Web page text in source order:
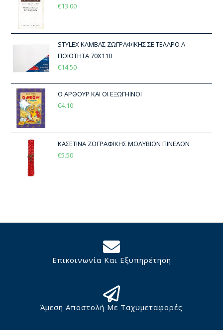
€13.00
STYLEX ΚΑΜΒΑΣ ΖΩΓΡΑΦΙΚΗΣ ΣΕ ΤΕΛΑΡΟ Α
ΠΟΙΟΤΗΤΑ 70Χ110
€14.50
Ο ΑΡΘΟΥΡ ΚΑΙ ΟΙ ΕΞΩΓΗΙΝΟΙ
€4.10
ΚΑΣΕΤΙΝΑ ΖΩΓΡΑΦΙΚΗΣ ΜΟΛΥΒΙΩΝ ΠΙΝΕΛΩΝ
€5.50
Επικοινωνία Και Εξυπηρέτηση
Άμεση Αποστολή Με Ταχυμεταφορές